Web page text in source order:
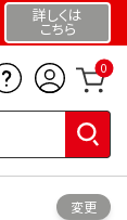
詳しくは
こちら
0
変更